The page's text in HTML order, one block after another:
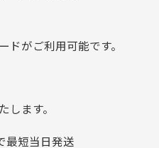
ヨンナナハチ）
ドがご利用可能です。
します。
最短当日発送